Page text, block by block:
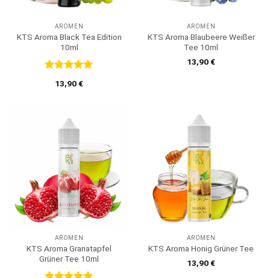
AROMEN
KTS Aroma Black Tea Edition
10ml
Bewertet
mit5von
13,90€
AROMEN
KTS Aroma Blaubeere Weißer
Tee 10ml
13,90€
AROMEN
KTS Aroma Granatapfel
Grüner Tee 10ml
AROMEN
KTS Aroma Honig Grüner Tee
13,90€